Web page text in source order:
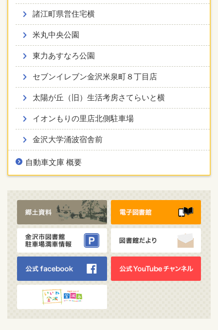
諸江町県営住宅横
米丸中央公園
東力あすなろ公園
セブンイレブン金沢米泉町８丁目店
太陽が丘（旧）生活考房さてらいと横
イオンもりの里店北側駐車場
金沢大学涌波宿舎前
自動車文庫 概要